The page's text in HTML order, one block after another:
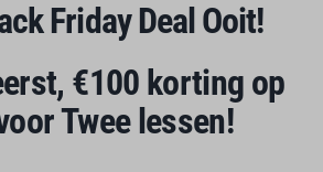
Friday Deal Ooit!
€100 korting op
Twee lessen!